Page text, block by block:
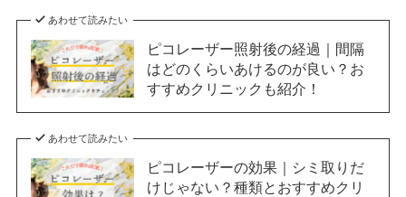
あわせて読みたい
ピコレーザー照射後の経過｜間隔
はどのくらいあけるのが良い？お
すすめクリニックも紹介！
あわせて読みたい
ピコレーザーの効果｜シミ取りだ
けじゃない？種類とおすすめクリ